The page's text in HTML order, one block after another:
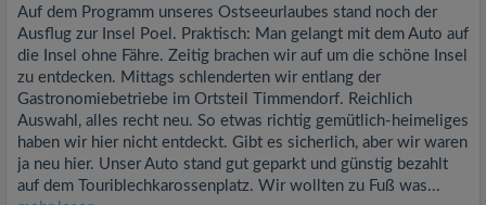
Auf dem Programm unseres Ostseeurlaubes stand noch der
Ausflug zur Insel Poel. Praktisch: Man gelangt mit dem Auto auf
die Insel ohne Fähre. Zeitig brachen wir auf um die schöne Insel
zu entdecken. Mittags schlenderten wir entlang der
Gastronomiebetriebe im Ortsteil Timmendorf. Reichlich
Auswahl, alles recht neu. So etwas richtig gemütlich-heimeliges
haben wir hier nicht entdeckt. Gibt es sicherlich, aber wir waren
ja neu hier. Unser Auto stand gut geparkt und günstig bezahlt
auf dem Touriblechkarossenplatz. Wir wollten zu Fuß was...